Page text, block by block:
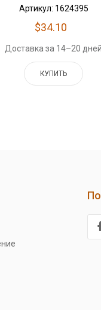
Артикул: 1624395
$34.10
Доставка за 14–20 дней
КУПИТЬ